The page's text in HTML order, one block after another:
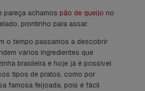
pareça achamos pão de queijo no
prontinho para assar.
o tempo passamos a descobrir
vários ingredientes que
brasileira e hoje já é possível
tipos de pratos, como por
famosa feijoada, pois é fácil